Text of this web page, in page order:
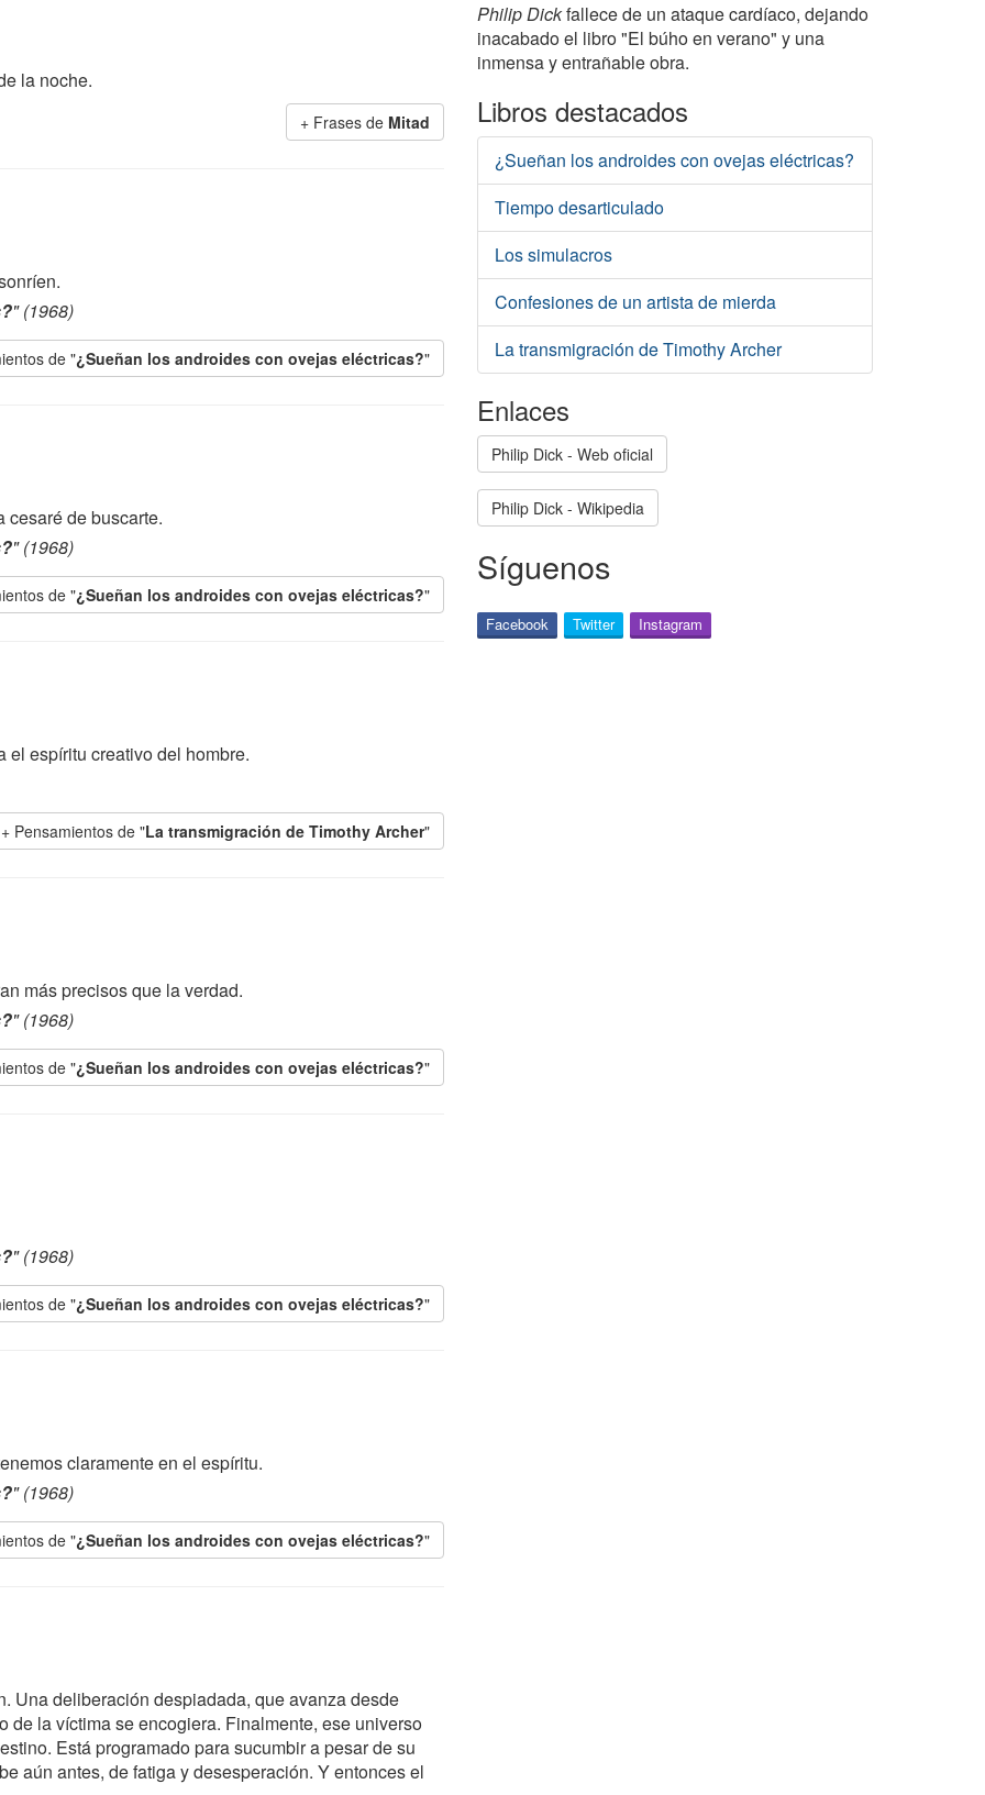
la noche.
+ Frases de Mitad
" (1968)
de "¿Sueñan los androides con ovejas eléctricas?"
cesaré de buscarte.
" (1968)
de "¿Sueñan los androides con ovejas eléctricas?"
el espíritu creativo del hombre.
+ Pensamientos de "La transmigración de Timothy Archer"
más precisos que la verdad.
" (1968)
de "¿Sueñan los androides con ovejas eléctricas?"
" (1968)
de "¿Sueñan los androides con ovejas eléctricas?"
claramente en el espíritu.
" (1968)
de "¿Sueñan los androides con ovejas eléctricas?"
Una deliberación despiadada, que avanza desde
la víctima se encogiera. Finalmente, ese universo
Está programado para sucumbir a pesar de su
aún antes, de fatiga y desesperación. Y entonces el
Philip Dickfallece de un ataque cardíaco, dejando
inacabado el libro "El búho en verano" y una
inmensa y entrañable obra.
Libros destacados
¿Sueñan los androides con ovejas eléctricas?
Tiempo desarticulado
Los simulacros
Confesiones de un artista de mierda
La transmigración de Timothy Archer
Enlaces
Philip Dick - Web oficial
Philip Dick - Wikipedia
Síguenos
Facebook Twitter Instagram